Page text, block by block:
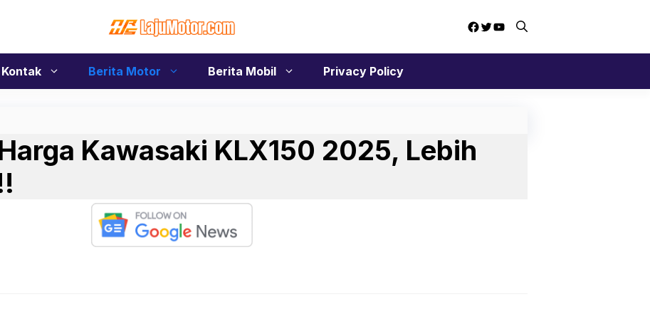
Facebook
Twitter
YouTube
Kontak Berita Motor Berita Mobil Privacy Policy
Kawasaki KLX150 2025, Lebih